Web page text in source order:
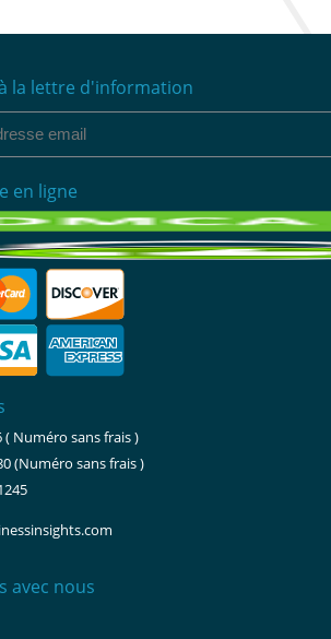
la lettre d'information
en ligne
( Numéro sans frais )
(Numéro sans frais )
avec nous